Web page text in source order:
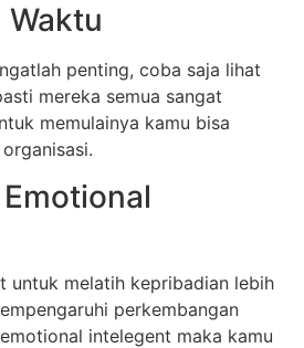
Waktu
penting, coba saja lihat
mereka semua sangat
memulainya kamu bisa
untuk melatih kepribadian lebih
perkembangan
intelegent maka kamu